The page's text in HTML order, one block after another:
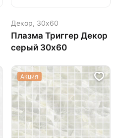
Декор, 30х60
Плазма Триггер Декор
серый 30х60
Акция